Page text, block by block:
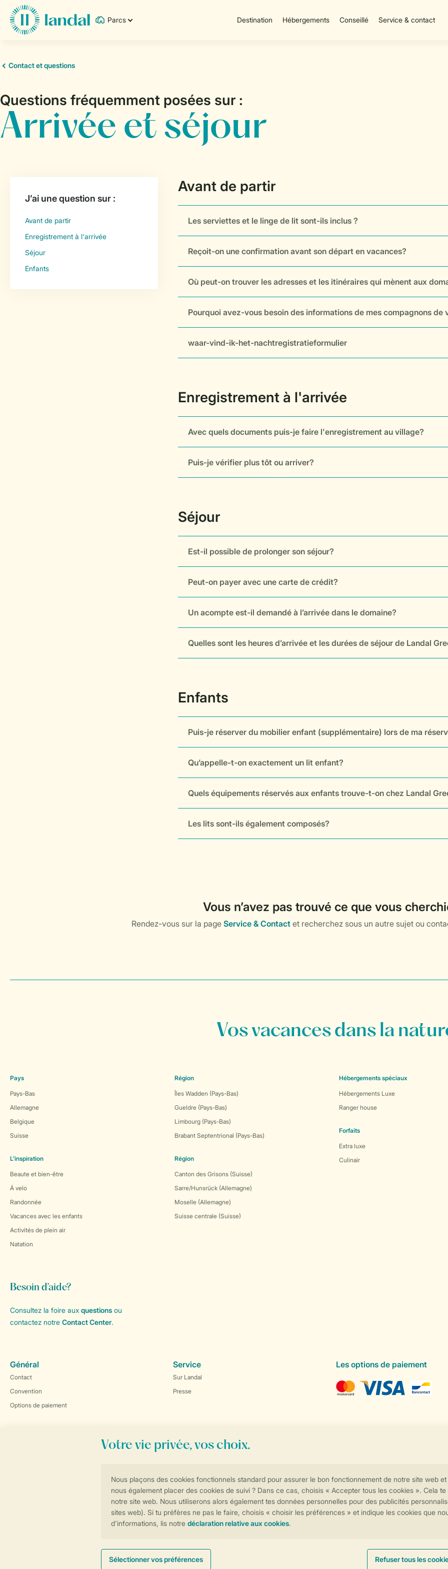
Parcs Destination Hébergements Conseillé Service & contact
Les serviettes et le linge de lit sont-ils inclus ?
Reçoit-on une confirmation avant son départ en vacances?
Où peut-on trouver les adresses et les itinéraires qui mènent aux
Pourquoi avez-vous besoin des informations de mes compagnons de
waar-vind-ik-het-nachtregistratieformulier
Avec quels documents puis-je faire l'enregistrement au village?
Puis-je vérifier plus tôt ou arriver?
Est-il possible de prolonger son séjour?
Peut-on payer avec une carte de crédit?
Un acompte est-il demandé à l’arrivée dans le domaine?
Quelles sont les heures d’arrivée et les durées de séjour de Landal
Puis-je réserver du mobilier enfant (supplémentaire) lors de ma
Qu’appelle-t-on exactement un lit enfant?
Quels équipements réservés aux enfants trouve-t-on chez Landal
Les lits sont-ils également composés?
Contrôle de votre vie privée
Vos vacances dans la
Pays
Pays-Bas
Allemagne
Belgique
Suisse
L’inspiration
Beaute et bien-être
Á velo
Randonnée
Vacances avec les enfants
Activités de plein air
Natation
Région
Îles Wadden (Pays-Bas)
Gueldre (Pays-Bas)
Limbourg (Pays-Bas)
Brabant Septentrional (Pays-Bas)
Région
Canton des Grisons (Suisse)
Sarre/Hunsrück (Allemagne)
Moselle (Allemagne)
Suisse centrale (Suisse)
Hébergements spéciaux
Hébergements Luxe
Ranger house
Forfaits
Extra luxe
Culinair
Besoin d’aide?
Consultez la foire aux questions ou
contactez notre Contact Center.
Général
Contact
Convention
Options de paiement
Service
Sur Landal
Presse
Les options de paiement
Cookies et bannières © 2026 Landal